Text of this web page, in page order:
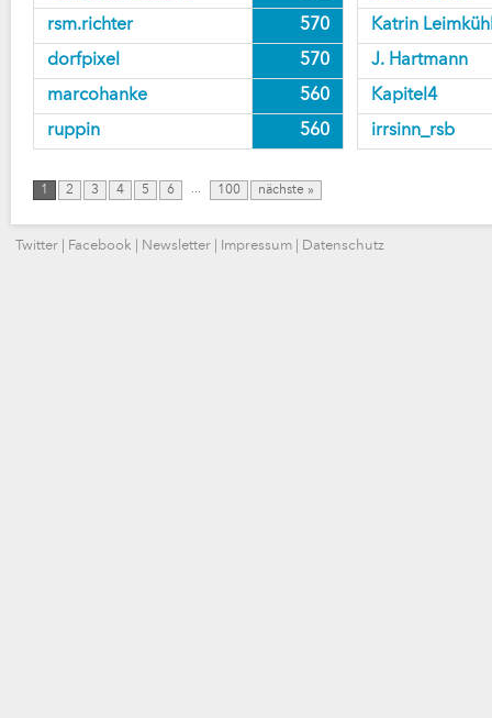
rsm.richter
570
Katrin
dorfpixel
570
J. Hartmann
marcohanke
560
Kapitel4
ruppin
560 irrsinn_rsb
1 2 3 4 5 6 ... 100 nächste »
Twitter Facebook Newsletter Impressum Datenschutz